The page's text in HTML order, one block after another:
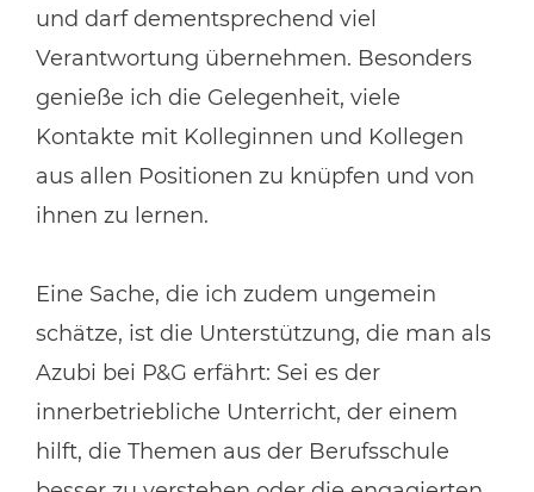
und darf dementsprechend viel
Verantwortung übernehmen. Besonders
genieße ich die Gelegenheit, viele
Kontakte mit Kolleginnen und Kollegen
aus allen Positionen zu knüpfen und von
ihnen zu lernen.
Eine Sache, die ich zudem ungemein
schätze, ist die Unterstützung, die man als
Azubi bei P&G erfährt: Sei es der
innerbetriebliche Unterricht, der einem
hilft, die Themen aus der Berufsschule